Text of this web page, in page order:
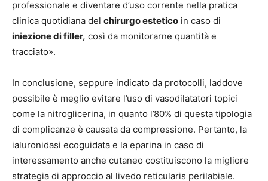
professionale e diventare d’uso corrente nella pratica
clinica quotidiana del chirurgo estetico in caso di
iniezione di filler, così da monitorarne quantità e
tracciato».
In conclusione, seppure indicato da protocolli, laddove
possibile è meglio evitare l’uso di vasodilatatori topici
come la nitroglicerina, in quanto l’80% di questa tipologia
di complicanze è causata da compressione. Pertanto, la
ialuronidasi ecoguidata e la eparina in caso di
interessamento anche cutaneo costituiscono la migliore
strategia di approccio al livedo reticularis perilabiale.